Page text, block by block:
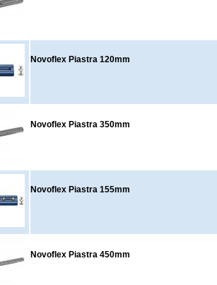
Novoflex Piastra 120mm
Novoflex Piastra 350mm
Novoflex Piastra 155mm
Novoflex Piastra 450mm